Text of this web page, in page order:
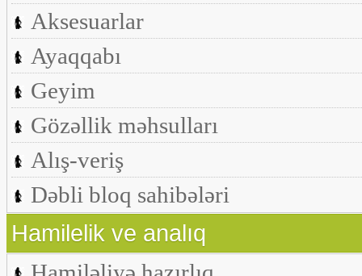
Aksesuarlar
Ayaqqabı
Geyim
Gözəllik məhsulları
Alış-veriş
Dəbli bloq sahibələri
Hamilelik ve analıq